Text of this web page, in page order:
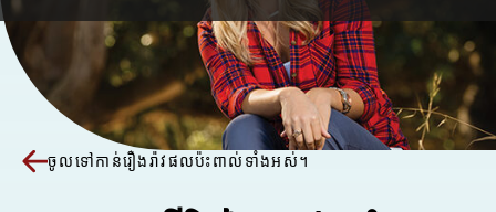
ចូលទៅកាន់រឿងរ៉ាវផលប៉ះពាល់ទាំងអស់។